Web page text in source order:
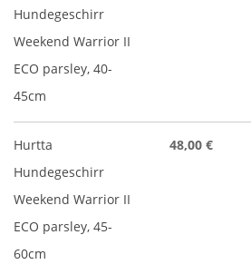
Hundegeschirr
Weekend Warrior II
ECO parsley, 40-
45cm
Hurtta
Hundegeschirr
Weekend Warrior II
ECO parsley, 45-
60cm
48,00 €